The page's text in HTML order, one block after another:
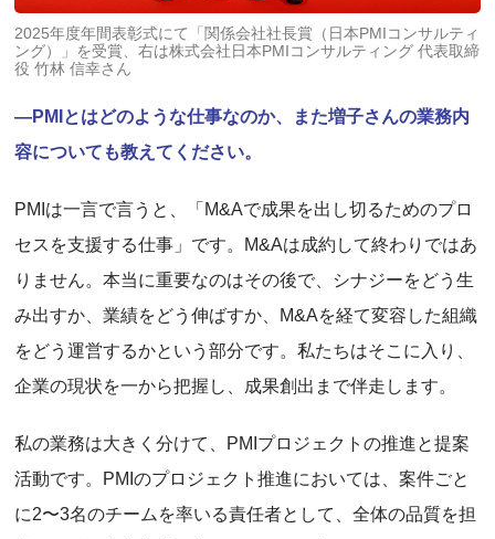
2025年度年間表彰式にて「関係会社社長賞（日本PMIコンサルティ
ング）」を受賞、右は株式会社日本PMIコンサルティング 代表取締
役 竹林 信幸さん
―PMIとはどのような仕事なのか、また増子さんの業務内
容についても教えてください。
PMIは一言で言うと、「M&Aで成果を出し切るためのプロ
セスを支援する仕事」です。M&Aは成約して終わりではあ
りません。本当に重要なのはその後で、シナジーをどう生
み出すか、業績をどう伸ばすか、M&Aを経て変容した組織
をどう運営するかという部分です。私たちはそこに入り、
企業の現状を一から把握し、成果創出まで伴走します。
私の業務は大きく分けて、PMIプロジェクトの推進と提案
活動です。PMIのプロジェクト推進においては、案件ごと
に2〜3名のチームを率いる責任者として、全体の品質を担